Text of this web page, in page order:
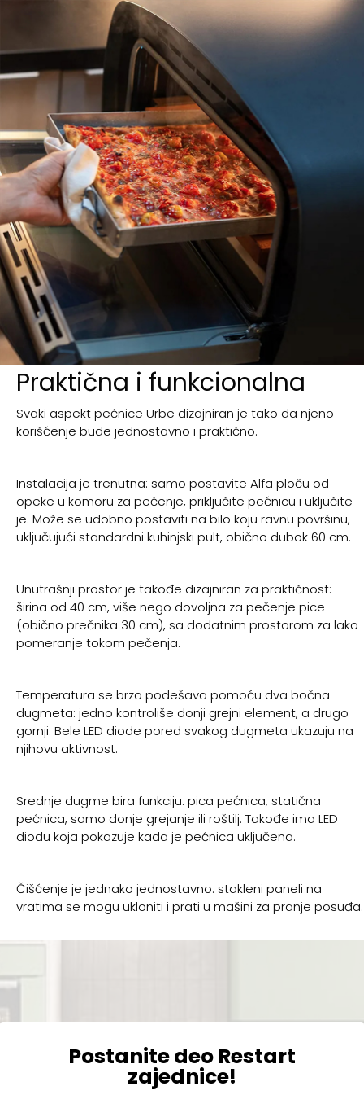
Praktična i funkcionalna
Svaki aspekt pećnice Urbe dizajniran je tako da njeno
korišćenje bude jednostavno i praktično.
Instalacija je trenutna: samo postavite Alfa ploču od
opeke u komoru za pečenje, priključite pećnicu i uključite
je. Može se udobno postaviti na bilo koju ravnu površinu,
uključujući standardni kuhinjski pult, obično dubok 60 cm.
Unutrašnji prostor je takođe dizajniran za praktičnost:
širina od 40 cm, više nego dovoljna za pečenje pice
(obično prečnika 30 cm), sa dodatnim prostorom za lako
pomeranje tokom pečenja.
Temperatura se brzo podešava pomoću dva bočna
dugmeta: jedno kontroliše donji grejni element, a drugo
gornji. Bele LED diode pored svakog dugmeta ukazuju na
njihovu aktivnost.
Srednje dugme bira funkciju: pica pećnica, statična
pećnica, samo donje grejanje ili roštilj. Takođe ima LED
diodu koja pokazuje kada je pećnica uključena.
Čišćenje je jednako jednostavno: stakleni paneli na
vratima se mogu ukloniti i prati u mašini za pranje posuđa.
Postanite deo Restart
zajednice!